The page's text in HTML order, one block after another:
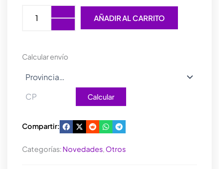
Cuchillos
1
cantidad
AÑADIR AL CARRITO
Calcular envío
Calcular
Compartir:
Categorías: Novedades, Otros